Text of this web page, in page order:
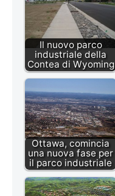
Il nuovo parco
industriale della
Contea di Wyoming
Ottawa, comincia
una nuova fase per
il parco industriale